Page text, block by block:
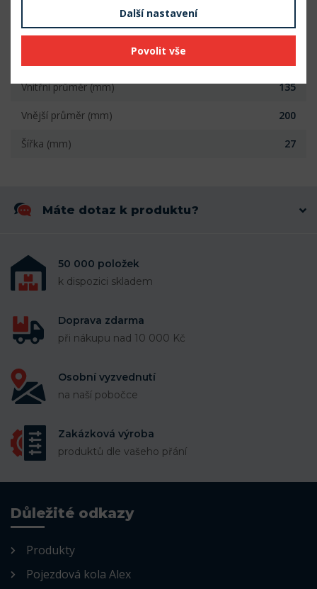
Vnitřní průměr (mm) 135
Vnější průměr (mm) 200
Šířka (mm) 27
Máte dotaz k produktu?
50 000 položek
k dispozici skladem
Doprava zdarma
při nákupu nad 10 000 Kč
Osobní vyzvednutí
na naší pobočce
Zakázková výroba
produktů dle vašeho přání
Důležité odkazy
Produkty
Pojezdová kola Alex
Další nastavení
Povolit vše